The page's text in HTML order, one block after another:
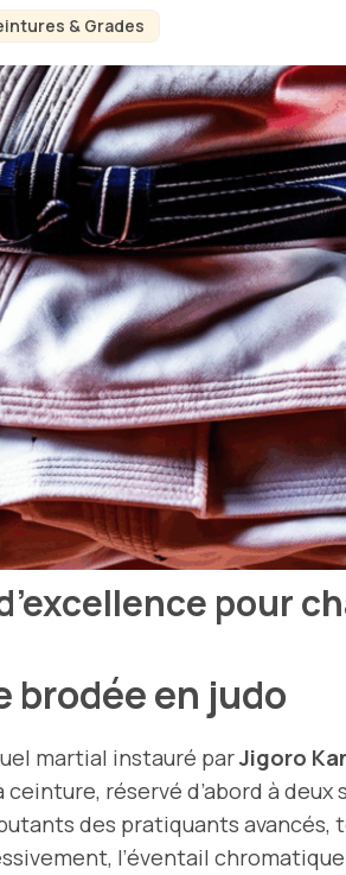
& Grades
pour
en judo
martial instauré parJigoro
réservé d’abord à
des pratiquants avancés,
l’éventail